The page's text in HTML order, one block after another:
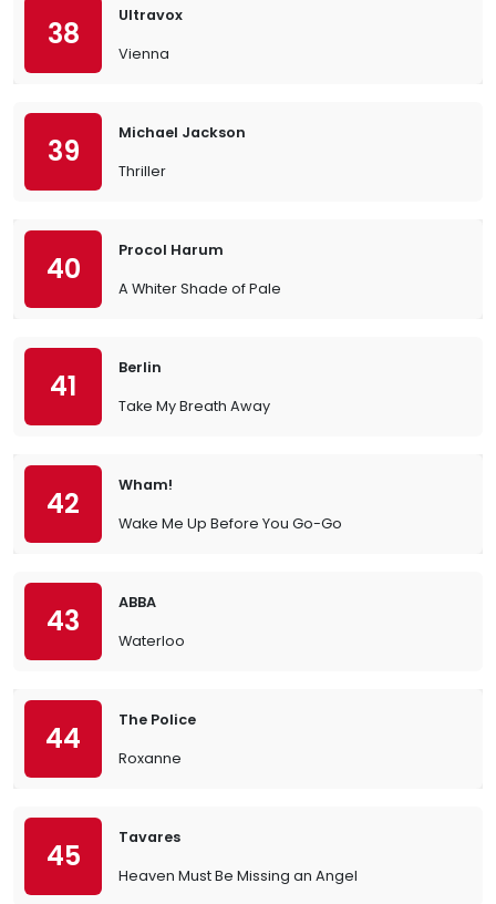
38
Ultravox
Vienna
39
Michael Jackson
Thriller
40
Procol Harum
A Whiter Shade of Pale
41
Berlin
Take My Breath Away
42
Wham!
Wake Me Up Before You Go-Go
43
ABBA
Waterloo
44
The Police
Roxanne
45
Tavares
Heaven Must Be Missing an Angel